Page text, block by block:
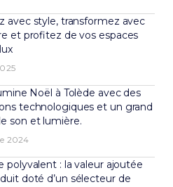
avec style, transformez avec
et profitez de vos espaces
Noël à Tolède avec des
technologiques et un grand
son et lumière.
2024
polyvalent : la valeur ajoutée
doté d’un sélecteur de